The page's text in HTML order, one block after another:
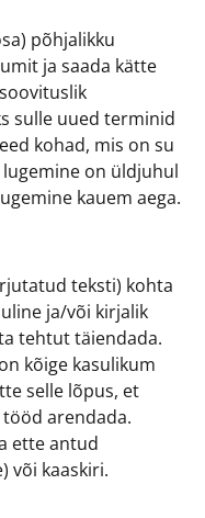
põhjalikku
ja saada kätte
sulle uued terminid
kohad, mis on su
on üldjuhul
kauem aega.
teksti) kohta
ja/või kirjalik
tehtut täiendada.
kõige kasulikum
selle lõpus, et
arendada.
ette antud
või kaaskiri.